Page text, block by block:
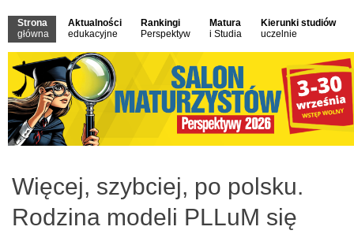
Strona
główna
Aktualności
edukacyjne
Rankingi
Perspektyw
Matura
i Studia
Kierunki studiów
uczelnie
Więcej, szybciej, po polsku.
Rodzina modeli PLLuM się